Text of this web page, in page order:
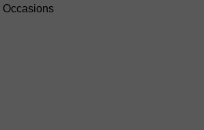
Occasions